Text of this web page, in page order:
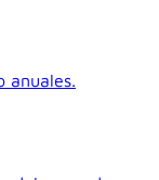
anuales.